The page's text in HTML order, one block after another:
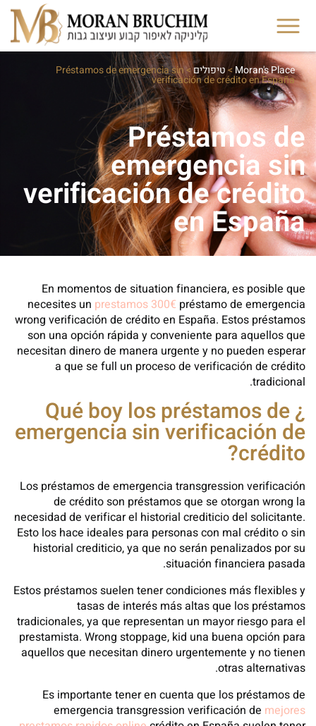
Moran's Place
>טיפולים>
Préstamos de emergencia sin
verificación de crédito en España
Préstamos de
emergencia sin
verificación de crédito
en España
En momentos de situation financiera, es posible que
necesites un prestamos 300€ préstamo de emergencia
wrong verificación de crédito en España. Estos préstamos
son una opción rápida y conveniente para aquellos que
necesitan dinero de manera urgente y no pueden esperar
a que se full un proceso de verificación de crédito
tradicional.
¿ Qué boy los préstamos de
emergencia sin verificación de
crédito?
Los préstamos de emergencia transgression verificación
de crédito son préstamos que se otorgan wrong la
necesidad de verificar el historial crediticio del solicitante.
Esto los hace ideales para personas con mal crédito o sin
historial crediticio, ya que no serán penalizados por su
situación financiera pasada.
Estos préstamos suelen tener condiciones más flexibles y
tasas de interés más altas que los préstamos
tradicionales, ya que representan un mayor riesgo para el
prestamista. Wrong stoppage, kid una buena opción para
aquellos que necesitan dinero urgentemente y no tienen
otras alternativas.
Es importante tener en cuenta que los préstamos de
emergencia transgression verificación de mejores